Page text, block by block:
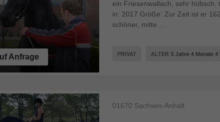
Anfrage
ein Friesenwallach, sehr
in: 2017 Größe: Zur Zeit ist er
schöner, mitte ...
PRIVAT ALTER 5 Jahre 4 Monate 4
01670 Sachsen-Anhalt